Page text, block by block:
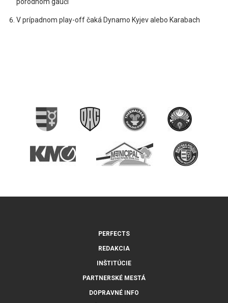
V prípadnom play-off čaká Dynamo Kyjev alebo Karabach
PERFECTS
REDAKCIA
INŠTITÚCIE
PARTNERSKÉ MESTÁ
DOPRAVNÉ INFO